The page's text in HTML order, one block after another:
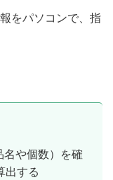
をパソコンで、指
名や個数）を確
出する